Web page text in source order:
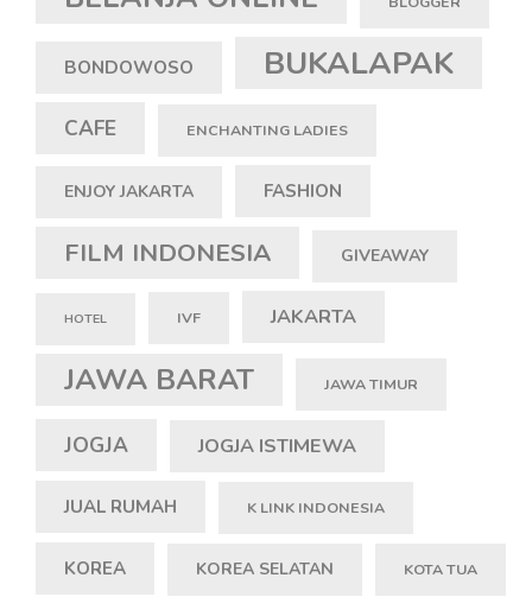
BONDOWOSO BUKALAPAK
CAFE ENCHANTING LADIES
ENJOY JAKARTA FASHION
FILM INDONESIA GIVEAWAY
HOTEL IVF JAKARTA
JAWA BARAT JAWA TIMUR
JOGJA JOGJA ISTIMEWA
JUAL RUMAH K LINK INDONESIA
KOREA KOREA SELATAN KOTA TUA